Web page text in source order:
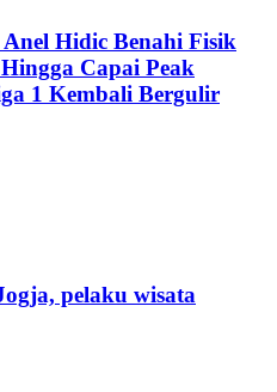
Hidic Benahi Fisik
Capai Peak
1 Kembali Bergulir
pelaku wisata